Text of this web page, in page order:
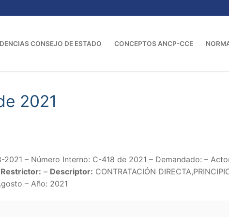
CONSEJO DE ESTADO CONCEPTOS ANCP-CCE
2021
2021 – Número Interno: C-418 de 2021 – Demandado: –
Restrictor: – Descriptor: CONTRATACIÓN
– Año: 2021